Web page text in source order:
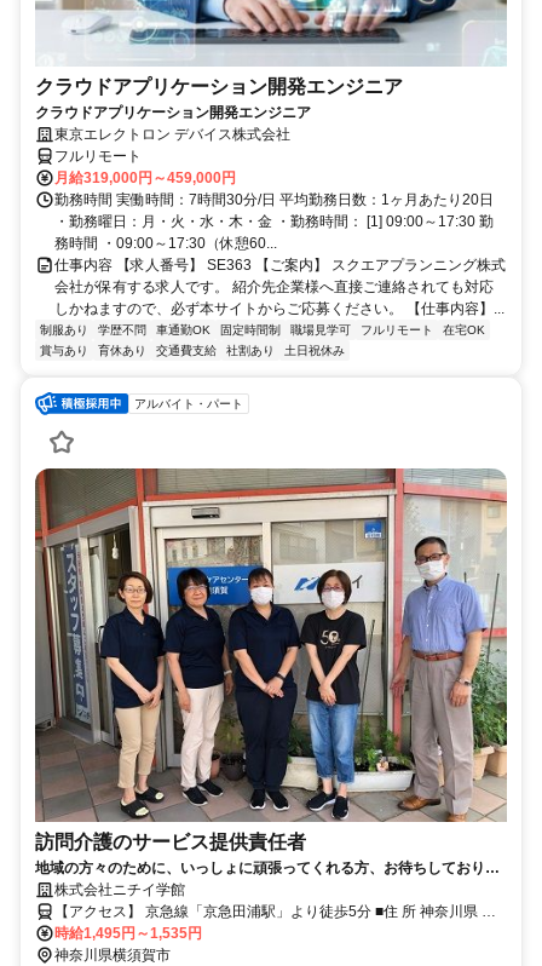
クラウドアプリケーション開発エンジニア
クラウドアプリケーション開発エンジニア
東京エレクトロン デバイス株式会社
フルリモート
月給319,000円～459,000円
勤務時間 実働時間：7時間30分/日 平均勤務日数：1ヶ月あたり20日
・勤務曜日：月・火・水・木・金 ・勤務時間： [1] 09:00～17:30 勤
務時間 ・09:00～17:30（休憩60...
仕事内容 【求人番号】 SE363 【ご案内】 スクエアプランニング株式
会社が保有する求人です。 紹介先企業様へ直接ご連絡されても対応
しかねますので、必ず本サイトからご応募ください。 【仕事内容】...
制服あり 学歴不問 車通勤OK 固定時間制 職場見学可 フルリモート
在宅OK
賞与あり
育休あり 交通費支給 社割あり 土日祝休み
アルバイト・パート
訪問介護のサービス提供責任者
地域の方々のために、いっしょに頑張ってくれる方、お待ちしておりま
す！株式会社ニチイ学館
【アクセス】 京急線「京急田浦駅」より徒歩5分 ■住 所 神奈川県 横
須賀市 船越町1丁目56廣瀬ﾋﾞﾙ1階101号室 ■アクセス 京急線「京急田
浦駅」より徒歩5分
時給1,495円～1,535円
神奈川県横須賀市